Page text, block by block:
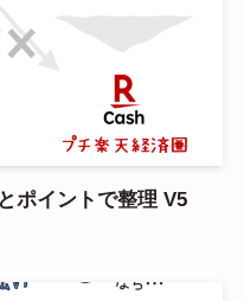
ポイントで整理 V5